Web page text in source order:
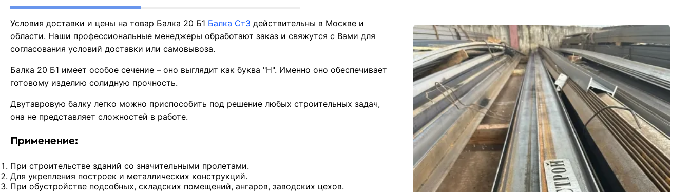
Условия доставки и цены на товар Балка 20 Б1 Балка Ст3 действительны в Москве и
области. Наши профессиональные менеджеры обработают заказ и свяжутся с Вами для
согласования условий доставки или самовывоза.
Балка 20 Б1 имеет особое сечение – оно выглядит как буква "Н". Именно оно обеспечивает
готовому изделию солидную прочность.
Двутавровую балку легко можно приспособить под решение любых строительных задач,
она не представляет сложностей в работе.
Применение:
При строительстве зданий со значительными пролетами.
Для укрепления построек и металлических конструкций.
При обустройстве подсобных, складских помещений, ангаров, заводских цехов.